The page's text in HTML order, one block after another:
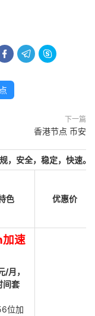
  
下一篇
香港节点 币安
，安全，稳定，快速。
色 优惠价
速
/月，
间套
位加